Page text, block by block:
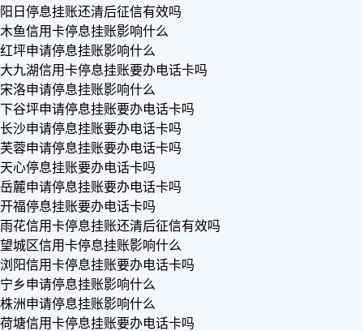
阳日停息挂账还清后征信有效吗
木鱼信用卡停息挂账影响什么
红坪申请停息挂账影响什么
大九湖信用卡停息挂账要办电话卡吗
宋洛申请停息挂账影响什么
下谷坪申请停息挂账要办电话卡吗
长沙申请停息挂账要办电话卡吗
芙蓉申请停息挂账要办电话卡吗
天心停息挂账要办电话卡吗
岳麓申请停息挂账要办电话卡吗
开福停息挂账要办电话卡吗
雨花信用卡停息挂账还清后征信有效吗
望城区信用卡停息挂账影响什么
浏阳信用卡停息挂账要办电话卡吗
宁乡申请停息挂账影响什么
株洲申请停息挂账影响什么
荷塘信用卡停息挂账要办电话卡吗